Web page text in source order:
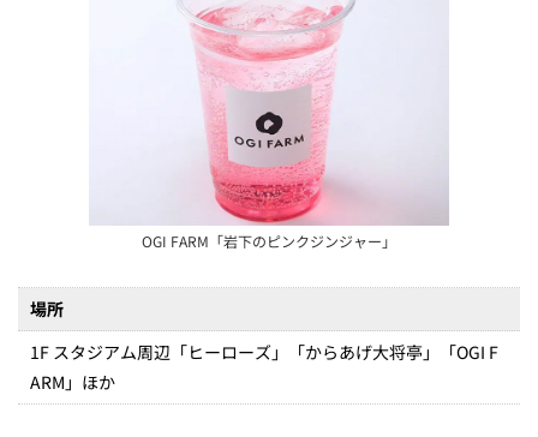
OGI FARM 「岩下のピンクジンジャー」
場所
1F スタジアム周辺「ヒーローズ」「からあげ大将亭」「OGI F
ARM」ほか